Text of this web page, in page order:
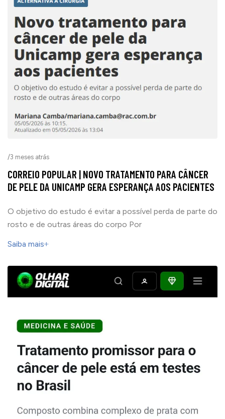
/3 meses atrás
CORREIO POPULAR | NOVO TRATAMENTO PARA CÂNCER
DE PELE DA UNICAMP GERA ESPERANÇA AOS PACIENTES
O objetivo do estudo é evitar a possível perda de parte do
rosto e de outras áreas do corpo Por
Saiba mais